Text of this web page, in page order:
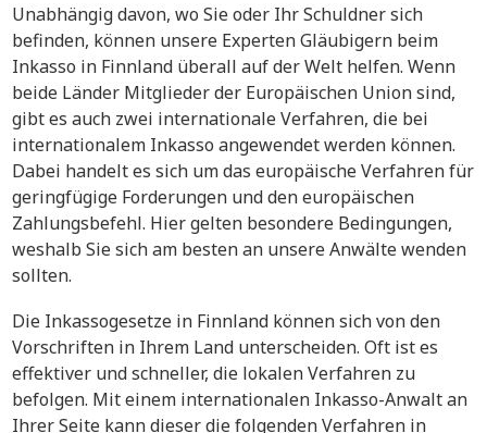
Unabhängig davon, wo Sie oder Ihr Schuldner sich
befinden, können unsere Experten Gläubigern beim
Inkasso in Finnland überall auf der Welt helfen. Wenn
beide Länder Mitglieder der Europäischen Union sind,
gibt es auch zwei internationale Verfahren, die bei
internationalem Inkasso angewendet werden können.
Dabei handelt es sich um das europäische Verfahren für
geringfügige Forderungen und den europäischen
Zahlungsbefehl. Hier gelten besondere Bedingungen,
weshalb Sie sich am besten an unsere Anwälte wenden
sollten.
Die Inkassogesetze in Finnland können sich von den
Vorschriften in Ihrem Land unterscheiden. Oft ist es
effektiver und schneller, die lokalen Verfahren zu
befolgen. Mit einem internationalen Inkasso-Anwalt an
Ihrer Seite kann dieser die folgenden Verfahren in